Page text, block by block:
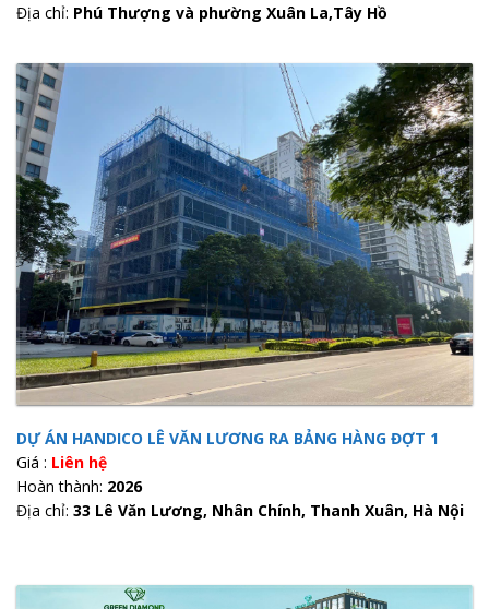
Địa chỉ: Phú Thượng và phường Xuân La,Tây Hồ
DỰ ÁN HANDICO LÊ VĂN LƯƠNG RA BẢNG HÀNG ĐỢT 1
Giá : Liên hệ
Hoàn thành: 2026
Địa chỉ: 33 Lê Văn Lương, Nhân Chính, Thanh Xuân, Hà Nội